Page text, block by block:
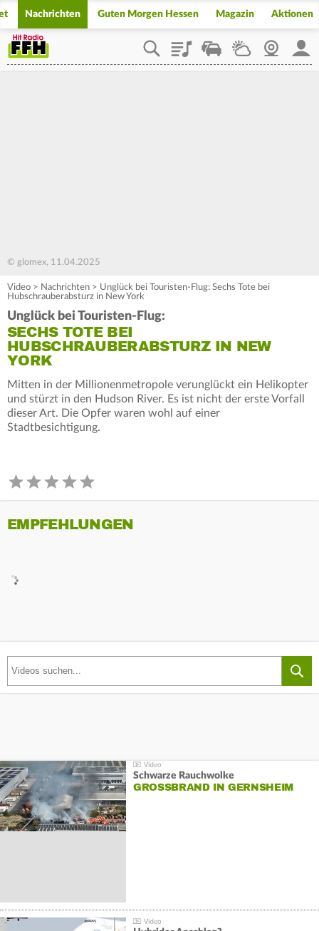
Nachrichten Guten Morgen Hessen Magazin Aktionen
PlaylistStaupilotWetterWebcam
© glomex, 11.04.2025
Video > Nachrichten > Unglück bei Touristen-Flug: Sechs Tote bei
Hubschrauberabsturz in New York
Unglück bei Touristen-Flug:
SECHS TOTE BEI
HUBSCHRAUBERABSTURZ IN NEW
YORK
Mitten in der Millionenmetropole verunglückt ein Helikopter
und stürzt in den Hudson River. Es ist nicht der erste Vorfall
dieser Art. Die Opfer waren wohl auf einer
Stadtbesichtigung.
EMPFEHLUNGEN
Schwarze Rauchwolke
GROSSBRAND IN GERNSHEIM